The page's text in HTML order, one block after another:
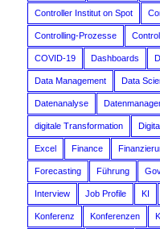
Controller Institut on Spot
Controlling-Prozesse
COVID-19 Dashboards
Data Management Data
Datenanalyse
digitale Transformation
Excel Finance
Forecasting Führung
Interview Job Profile KI
Konferenz Konferenzen